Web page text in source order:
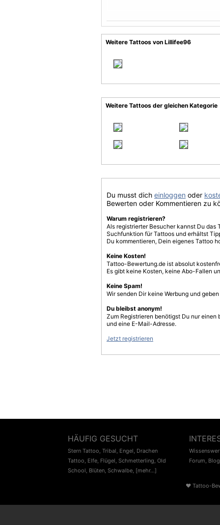
Weitere Tattoos von Lillifee96
Weitere Tattoos der gleichen Kategorie
Du musst dich einloggen oder
Bewerten oder Kommentieren zu
Warum registrieren?
Als registrierter Besucher kannst Du
Suchfunktion für Tattoos und erhältst
Du kommentieren, Dein eigenes Tattoo
Keine Kosten!
Tattoo-Bewertung.de ist absolut
Es gibt keine Kosten, keine Abo-Fallen
Keine Spam!
Wir senden Dir keine Werbung und
Du bleibst anonym!
Zum Registrieren benötigst Du nur einen
und eine E-Mail-Adresse.
Jetzt registrieren
HÄUFIG GESUCHT
Stern Tattoo, Tribal, Engel, Drachen
Tattoo, Elfe, Flügel, Schmetterling, Old
School, Blüten, Schwalbe, [mehr...]
Forum, Blog
♥ Tattoo-